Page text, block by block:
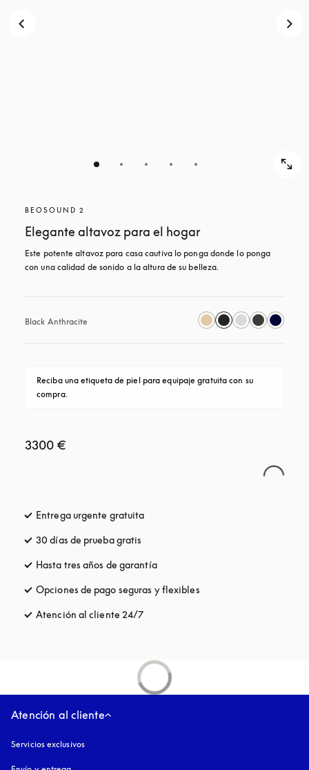
BEOSOUND 2
Elegante altavoz para el hogar
Este potente altavoz para casa cautiva lo ponga donde lo ponga
con una calidad de sonido a la altura de su belleza.
Black Anthracite
Reciba una etiqueta de piel para equipaje gratuita con su
compra.
3300 €
Entrega urgente gratuita
30 días de prueba gratis
Hasta tres años de garantíaapertura en una pestaña nueva
Opciones de pago seguras y flexibles
Atención al cliente 24/7
Atención al cliente
Servicios exclusivos